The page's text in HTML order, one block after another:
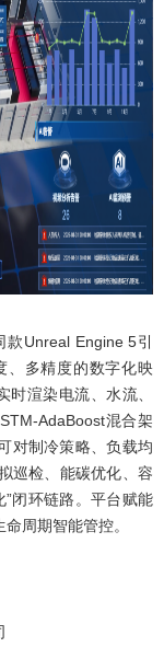
Unreal Engine 5引
、多精度的数字化映
渲染电流、水流、
AdaBoost混合架
对制冷策略、负载均
巡检、能碳优化、容
闭环链路。平台赋能
周期智能管控。